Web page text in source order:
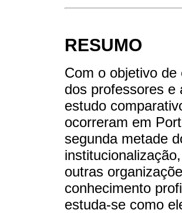
RESUMO
Com o objetivo
dos professores e
estudo
ocorreram em
segunda metade
outras
conhecimento
estuda-se como